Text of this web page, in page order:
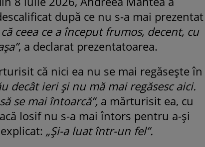
după ce nu s-a mai prezentat
ceea ce a început frumos, decent, cu
, a declarat prezentatoarea.
că nici ea nu se mai regăsește în
decât ieri și nu mă mai regăsesc aici.
se mai întoarcă”, a mărturisit ea, cu
Iosif nu s-a mai întors pentru a-și
„Și-a luat într-un fel”.